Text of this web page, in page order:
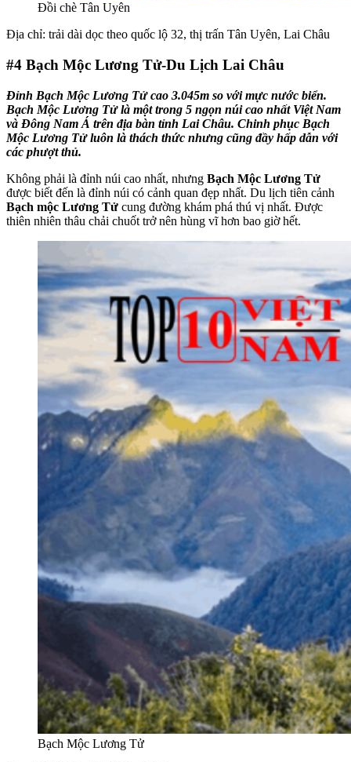
Đồi chè Tân Uyên
Địa chỉ: trải dài dọc theo quốc lộ 32, thị trấn Tân Uyên, Lai Châu
#4 Bạch Mộc Lương Tử-Du Lịch Lai Châu
Đỉnh Bạch Mộc Lương Tử cao 3.045m so với mực nước biển.
Bạch Mộc Lương Tử là một trong 5 ngọn núi cao nhất Việt Nam
và Đông Nam Á trên địa bàn tỉnh Lai Châu. Chinh phục Bạch
Mộc Lương Tử luôn là thách thức nhưng cũng đầy hấp dẫn với
các phượt thủ.
Không phải là đỉnh núi cao nhất, nhưng Bạch Mộc Lương Tử
được biết đến là đỉnh núi có cảnh quan đẹp nhất. Du lịch tiên cảnh
Bạch mộc Lương Tử cung đường khám phá thú vị nhất. Được
thiên nhiên thâu chải chuốt trở nên hùng vĩ hơn bao giờ hết.
Bạch Mộc Lương Tử